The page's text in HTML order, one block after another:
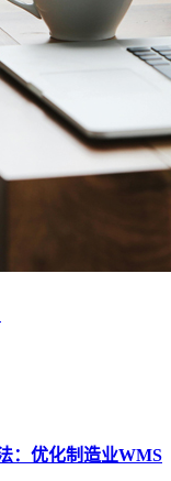
：优化制造业WMS